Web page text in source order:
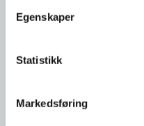
Egenskaper
Statistikk
Markedsføring
Les flere nyheter